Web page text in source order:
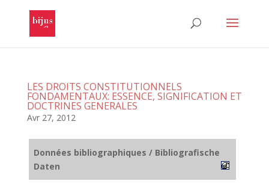
LES DROITS CONSTITUTIONNELS
FONDAMENTAUX: ESSENCE, SIGNIFICATION ET
DOCTRINES GENERALES
Avr 27, 2012
Données bibliographiques / Bibliografische
Daten